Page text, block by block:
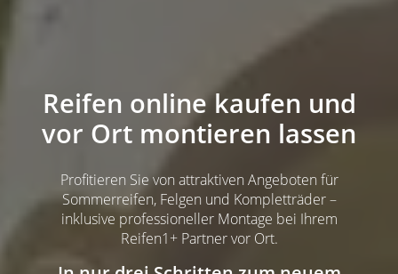
Reifen online kaufen und
vor Ort montieren lassen
Profitieren Sie von attraktiven Angeboten für
Sommerreifen, Felgen und Kompletträder –
inklusive professioneller Montage bei Ihrem
Reifen1+ Partner vor Ort.